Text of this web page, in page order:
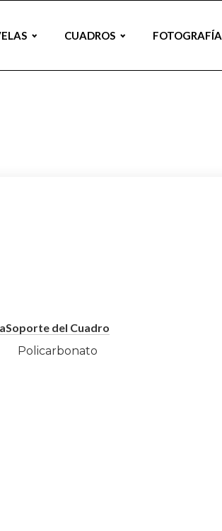
CUADROS FOTOGRAFÍA
Soporte del Cuadro
Policarbonato